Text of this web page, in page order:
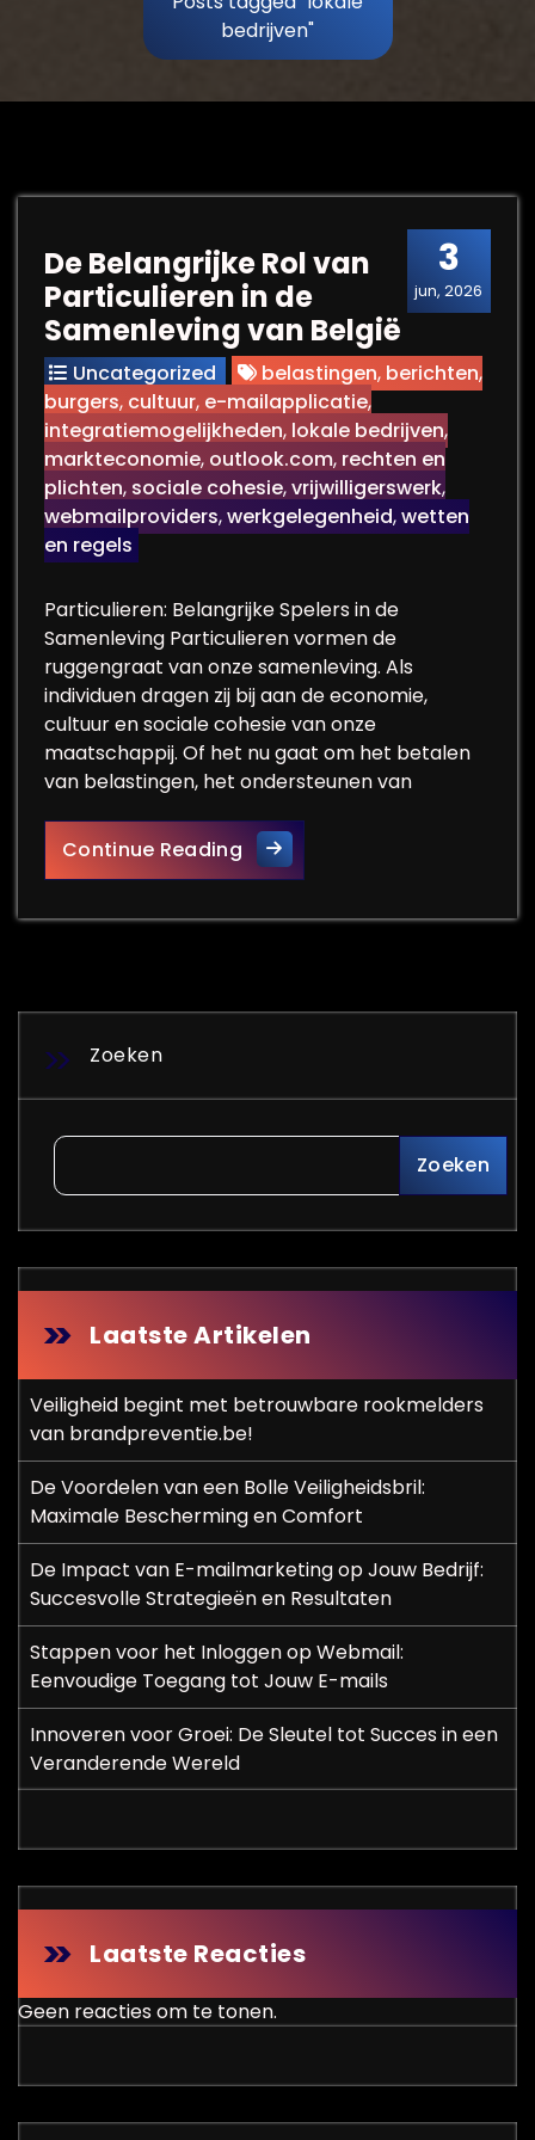
bedrijven"
3
jun, 2026
De Belangrijke Rol van
Particulieren in de
Samenleving van België
Uncategorized belastingen, berichten,
burgers, cultuur, e-mailapplicatie,
integratiemogelijkheden, lokale bedrijven,
markteconomie, outlook.com, rechten en
plichten, sociale cohesie,vrijwilligerswerk,
webmailproviders,werkgelegenheid,wetten
en regels
Particulieren: Belangrijke Spelers in de
Samenleving Particulieren vormen de
ruggengraat van onze samenleving. Als
individuen dragen zij bij aan de economie,
cultuur en sociale cohesie van onze
maatschappij. Of het nu gaat om het betalen
van belastingen, het ondersteunen van
Continue ReadingDe Belangrijke Rol van
Zoeken
Zoeken
Laatste Artikelen
Veiligheid begint met betrouwbare rookmelders
van brandpreventie.be!
De Voordelen van een Bolle Veiligheidsbril:
Maximale Bescherming en Comfort
De Impact van E-mailmarketing op Jouw Bedrijf:
Succesvolle Strategieën en Resultaten
Stappen voor het Inloggen op Webmail:
Eenvoudige Toegang tot Jouw E-mails
Innoveren voor Groei: De Sleutel tot Succes in een
Veranderende Wereld
Laatste Reacties
Geen reacties om te tonen.